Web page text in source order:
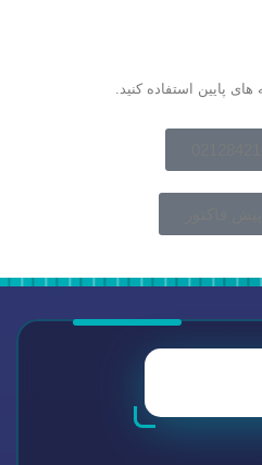
پایین استفاده کنید.